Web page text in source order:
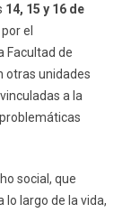
14, 15 y 16 de
el
Facultad de
otras unidades
a la
social, que
lo largo de la vida,